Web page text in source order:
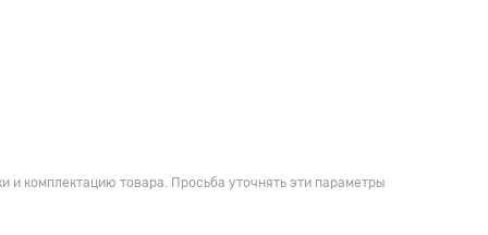
и комплектацию товара. Просьба уточнять эти параметры